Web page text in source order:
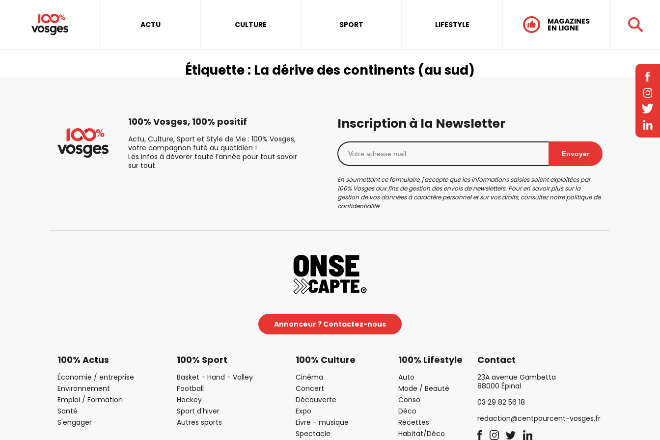
ACTU CULTURE SPORT LIFESTYLE MAGAZINES
EN LIGNE
Étiquette : La dérive des continents (au sud)
100% Vosges, 100% positif
Actu, Culture, Sport et Style de Vie : 100% Vosges,
votre compagnon futé au quotidien !
Les infos à dévorer toute l’année pour tout savoir
sur tout.
Inscription à la Newsletter
Envoyer
En soumettant ce formulaire, j'accepte que les informations saisies soient exploitées par
100% Vosges aux fins de gestion des envois de newsletters. Pour en savoir plus sur la
gestion de vos données à caractère personnel et sur vos droits, consultez notrepolitique de
confidentialité
Annonceur ? Contactez-nous
100% Actus
Économie / entreprise
Environnement
Emploi / Formation
Santé
S'engager
100% Sport
Basket - Hand - Volley
Football
Hockey
Sport d'hiver
Autres sports
100% Culture
Cinéma
Concert
Découverte
Expo
Livre - musique
Spectacle
100% Lifestyle
Auto
Mode / Beauté
Conso
Déco
Recettes
Habitat/Déco
Contact
23A avenue Gambetta
88000 Épinal
03 29 82 56 18
redaction@centpourcent-vosges.fr